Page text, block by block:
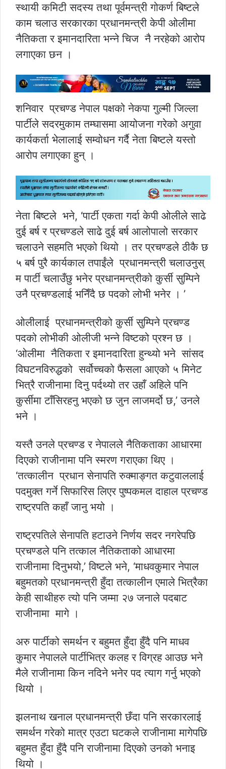
स्थायी कमिटी सदस्य तथा पूर्वमन्त्री गोकर्ण बिष्टले
काम चलाउ सरकारका प्रधानमन्त्री केपी ओलीमा
नैतिकता र इमानदारिता भन्ने चिज नै नरहेको आरोप
लगाएका छन ।
शनिवार प्रचण्ड नेपाल पक्षको नेकपा गुल्मी जिल्ला
पार्टीले सदरमुकाम तम्घासमा आयोजना गरेको अगुवा
कार्यकर्ता भेलालाई सम्वोधन गर्दै नेता बिष्टले यस्तो
आरोप लगाएका हुन् ।
नेता बिष्टले भने, ‘पार्टी एकता गर्दा केपी ओलीले साढे
दुई बर्ष र प्रचण्डले साढे दुई बर्ष आलोपालो सरकार
चलाउने सहमति भएको थियो । तर प्रचण्डले ठीकै छ
५ बर्ष पुरै कार्यकाल तपाईंले प्रधानमन्त्री चलाउनुस्
म पार्टी चलाउँछु भनेर प्रधानमन्त्रीको कुर्सी सुम्पिने
उनै प्रचण्डलाई भनिँदै छ पदको लोभी भनेर । ’
ओलीलाई प्रधानमन्त्रीको कुर्सी सुम्पिने प्रचण्ड
पदको लोभीकी ओलीजी भन्ने विष्टको प्रश्न छ ।
‘ओलीमा नैतिकता र इमानदारिता हुन्थ्यो भने सांसद
विघटनविरुद्धको सर्वोच्चको फैसला आएको ५ मिनेट
भित्रै राजीनामा दिनु पर्दथ्यो तर उहाँ अहिले पनि
कुर्सीमा टाँसिरहनु भएको छ जुन लाजमर्दो छ,’ उनले
भने ।
यस्तै उनले प्रचण्ड र नेपालले नैतिकताका आधारमा
दिएको राजीनामा पनि स्मरण गराएका थिए ।
‘तत्कालीन प्रधान सेनापति रुक्माङ्गत कटुवाललाई
पदमुक्त गर्ने सिफारिस लिएर पुष्पकमल दाहाल प्रचण्ड
राष्ट्रपति कहाँ जानु भयो ।
राष्ट्रपतिले सेनापति हटाउने निर्णय सदर नगरेपछि
प्रचण्डले पनि तत्काल नैतिकताको आधारमा
राजीनामा दिनुभयो,’ विष्टले भने, ‘माधवकुमार नेपाल
बहुमतको प्रधानमन्त्री हुँदा तत्कालीन एमाले भित्रैका
केही साथीहरु त्यो पनि जम्मा २७ जनाले पदबाट
राजीनामा मागे ।
अरु पार्टीको समर्थन र बहुमत हुँदा हुँदै पनि माधव
कुमार नेपालले पार्टीभित्र कलह र विग्रह आउछ भने
मैले राजीनामा किन नदिने भनेर पद त्याग गर्नु भएको
थियो ।
झलनाथ खनाल प्रधानमन्त्री छँदा पनि सरकारलाई
समर्थन गरेको मात्र एउटा घटकले राजीनामा मागेपछि
बहुमत हुँदा हुँदै पनि राजीनामा दिएको उनको भनाइ
थियो ।